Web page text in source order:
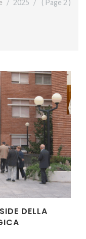
2025 ( Page 2 )
DELLA